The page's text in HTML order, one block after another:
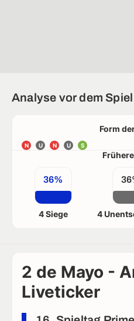
Analyse vor dem Spiel
Form
N U N U S
36%
4 Siege 4
2 de Mayo -
Liveticker